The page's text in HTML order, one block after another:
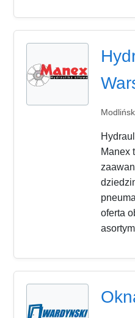
Manex
oferta